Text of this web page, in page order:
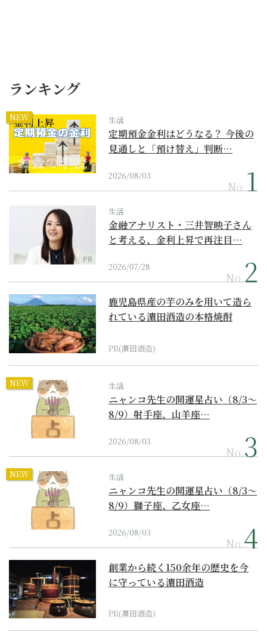
ランキング
NEW 生活
定期預金金利はどうなる？ 今後の
見通しと「預け替え」判断…
2026/08/03
No.
PR
生活
金融アナリスト・三井智映子さん
と考える、金利上昇で再注目…
2026/07/28
No.
鹿児島県産の芋のみを用いて造ら
れている濵田酒造の本格焼酎
PR(濵田酒造)
NEW 生活
ニャンコ先生の開運星占い（8/3～
8/9）射手座、山羊座…
2026/08/03
No.
NEW 生活
ニャンコ先生の開運星占い（8/3～
8/9）獅子座、乙女座…
2026/08/03
No.
創業から続く150余年の歴史を今
に守っている濵田酒造
PR(濵田酒造)